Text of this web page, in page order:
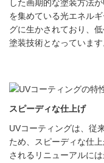
した画期的な塗装方法
を集めている光エネル
グに生かされており、
塗装技術となっています
スピーディな仕上げ
UVコーティングは、従
ため、スピーディな仕
されるリニューアルに